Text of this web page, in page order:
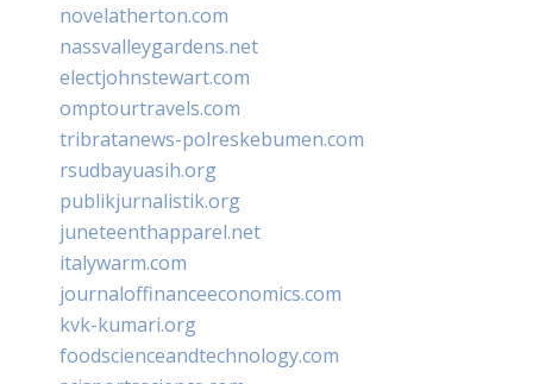
novelatherton.com
nassvalleygardens.net
electjohnstewart.com
omptourtravels.com
tribratanews-polreskebumen.com
rsudbayuasih.org
publikjurnalistik.org
juneteenthapparel.net
italywarm.com
journaloffinanceeconomics.com
kvk-kumari.org
foodscienceandtechnology.com